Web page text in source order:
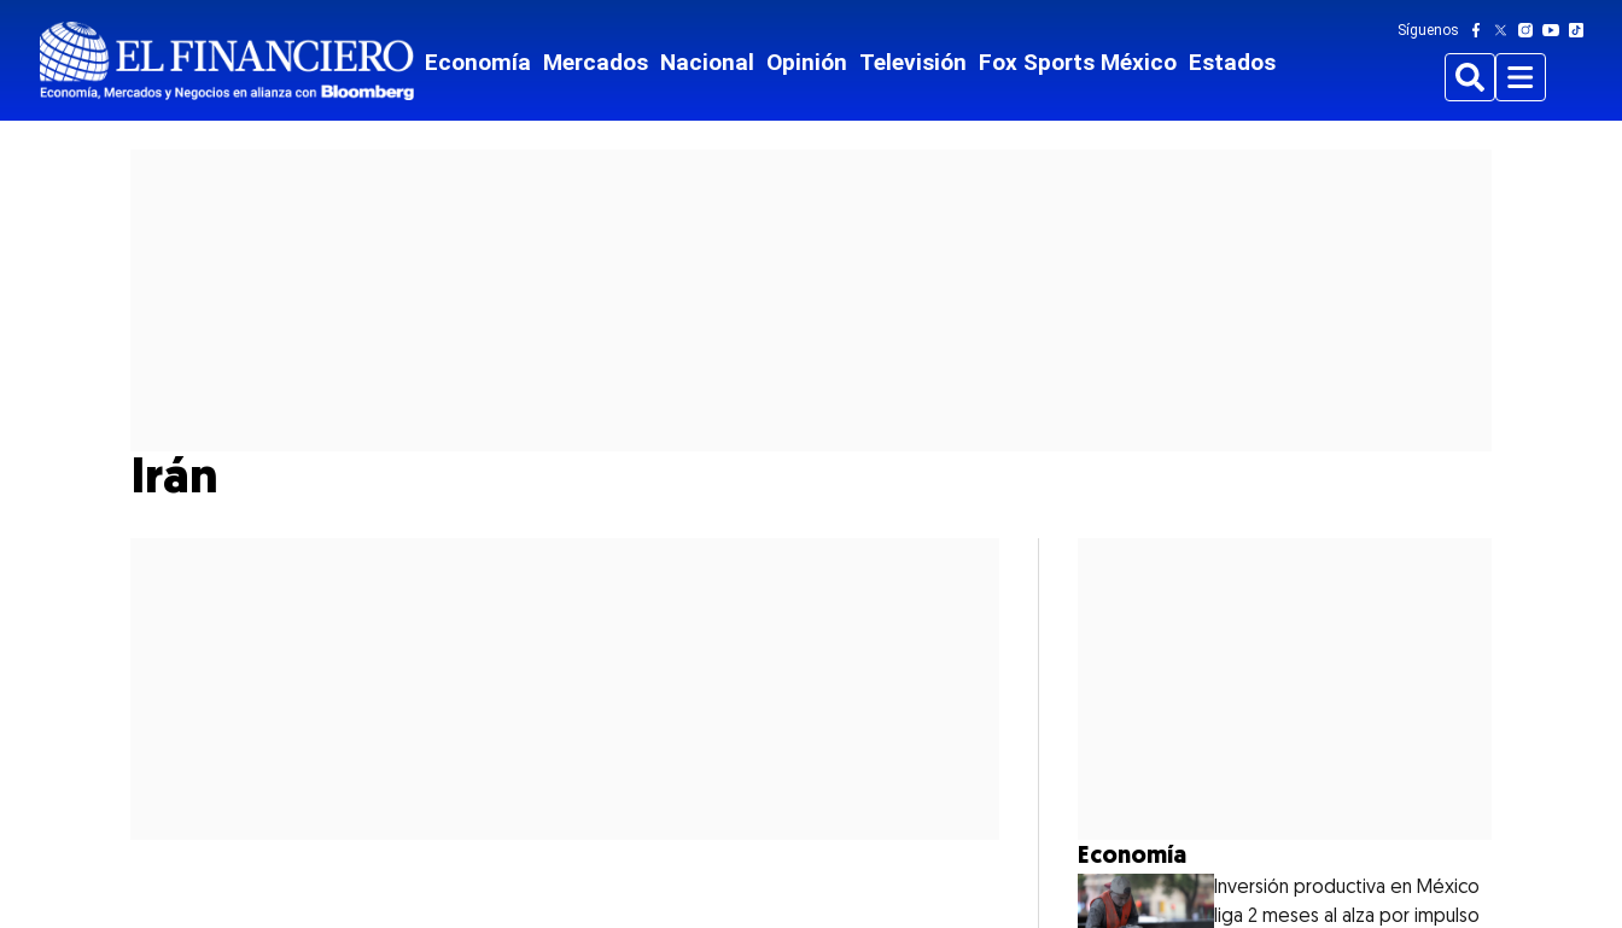
Economía Mercados Nacional Opinión Televisión Fox Sports México Estados
Síguenos
BuscarMenu
Irán
Economía
Inversión productiva en México
liga 2 meses al alza por impulso